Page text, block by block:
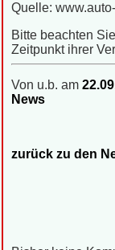
Quelle:
Bitte beachten
Zeitpunkt ihrer
Von u.b. am
News
zurück zu den